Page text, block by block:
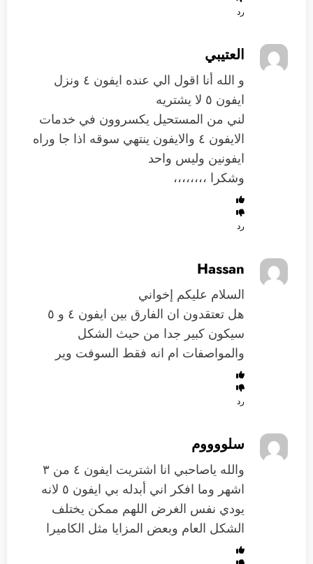
رد
العتيبي
و الله أنا اقول الي عنده ايفون ٤ ونزل
ايفون ٥ لا يشتريه
لني من المستحيل يكسروون في خدمات
الايفون ٤ والايفون ينتهي سوقه اذا جا وراه
ايفونين وليس واحد
وشكرا ،،،،،،،،
رد
Hassan
السلام عليكم إخواني
هل تعتقدون ان الفارق بين ايفون ٤ و ٥
سيكون كبير جدا من حيث الشكل
والمواصفات ام انه فقط السوفت وير
رد
سلووووم
والله ياصاحبي انا اشتريت ايفون ٤ من ٣
اشهر وما افكر اني أبدله بي ايفون ٥ لانه
يودي نفس الغرض اللهم ممكن يختلف
الشكل العام وبعض المزايا مثل الكاميرا